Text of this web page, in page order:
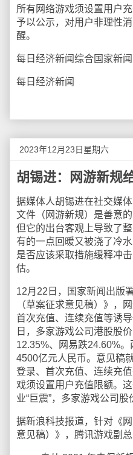
所有网络游戏须设置用户
予以公示，对用户非理性
醒。
每日经济新闻综合国家新
每日经济新闻
2023年12月23日星期六
胡锡进：网游新规
据媒体人胡锡进在社交媒
文件（网游新规）是善意
但它的出台客观上导致了
有的一点回暖又被浇了冷
是否应该采取措施缓释冲
估。
12月22日，国家新闻出版
（草案征求意见稿）》，
首次充值、连续充值等诱
日，多家游戏公司港股股
12.35%、网易跌24.60%
4500亿元人民币。意见稿
登录、首次充值、连续充
戏须设置用户充值限额。
业“巨震”，多家游戏公司股
据新浪科技报道，针对《
意见稿）》，腾讯游戏副总